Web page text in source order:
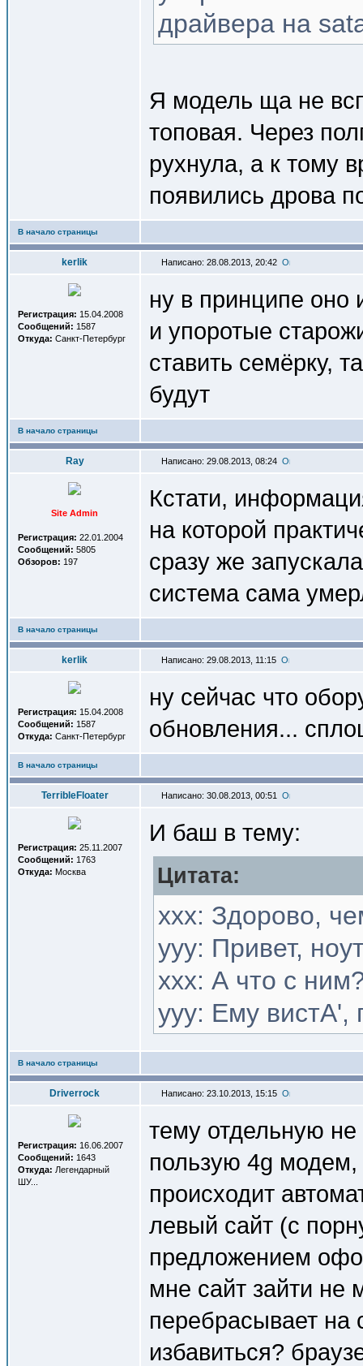
драйвера на
Я модель ща не
топовая. Через
рухнула, а к тому
появились дрова
В начало страницы
kerlik Написано: 28.08.2013, 20:42
Регистрация: 15.04.2008
Сообщений: 1587
Откуда: Санкт-Петербург
ну в принципе оно
и упоротые
ставить семёрку,
будут
В начало страницы
Ray Написано: 29.08.2013, 08:24
Site Admin
Регистрация: 22.01.2004
Сообщений: 5805
Обзоров: 197
Кстати,
на которой
сразу же
система сама
В начало страницы
kerlik Написано: 29.08.2013, 11:15
Регистрация: 15.04.2008
Сообщений: 1587
Откуда: Санкт-Петербург
ну сейчас что
обновления...
В начало страницы
TerribleFloater Написано: 30.08.2013, 00:51
Регистрация: 25.11.2007
Сообщений: 1763
Откуда: Москва
И баш в тему:
Цитата:
xxx: Здорово,
yyy: Привет,
xxx: А что с
yyy: Ему вистА',
В начало страницы
Driverrock Написано: 23.10.2013, 15:15
Регистрация: 16.06.2007
Сообщений: 1643
Откуда: Легендарный
ШУ...
тему отдельную не
пользую 4g модем,
происходит
левый сайт (с
предложением
мне сайт зайти не
перебрасывает на
избавиться?